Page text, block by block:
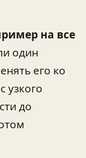
на все
один
его ко
узкого
до